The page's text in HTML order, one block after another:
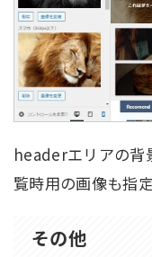
headerエリアの背
覧時用の画像も指
その他